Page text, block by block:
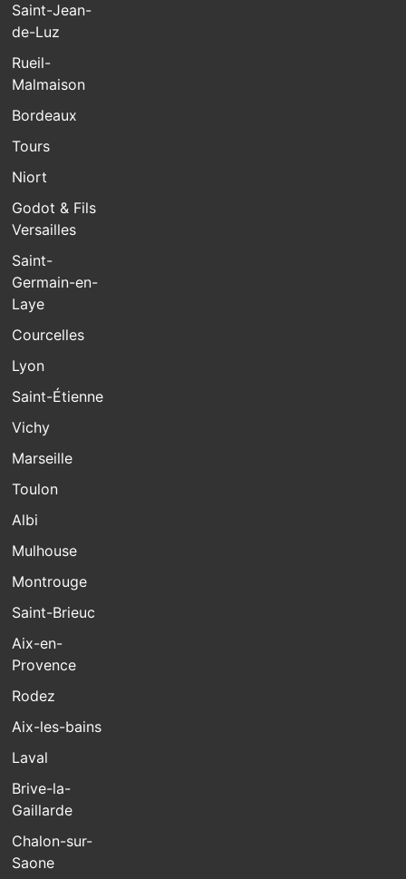
Saint-Jean-
de-Luz
Rueil-
Malmaison
Bordeaux
Tours
Niort
Godot & Fils
Versailles
Saint-
Germain-en-
Laye
Courcelles
Lyon
Saint-Étienne
Vichy
Marseille
Toulon
Albi
Mulhouse
Montrouge
Saint-Brieuc
Aix-en-
Provence
Rodez
Aix-les-bains
Laval
Brive-la-
Gaillarde
Chalon-sur-
Saone